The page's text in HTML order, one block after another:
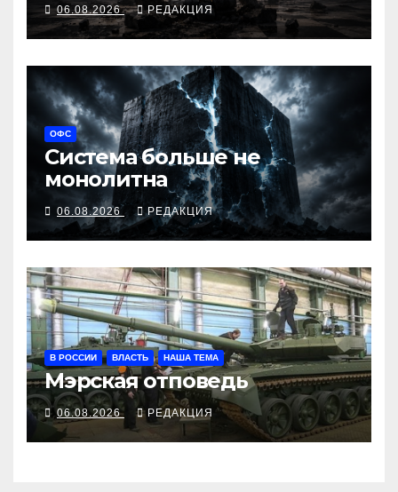
06.08.2026 РЕДАКЦИЯ
ОФС
Система больше не
монолитна
06.08.2026 РЕДАКЦИЯ
В РОССИИ ВЛАСТЬ НАША ТЕМА
Мэрская отповедь
06.08.2026 РЕДАКЦИЯ